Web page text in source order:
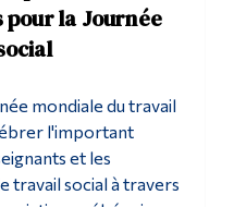
pour la Journée
mondiale du travail
l'important
et les
travail social à travers